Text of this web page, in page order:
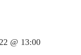
@ 13:00